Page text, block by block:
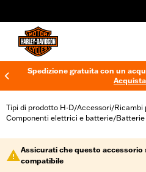
Spedizione gratuita con un
Tipi di prodotto H-D/Accessori/Ricambi
Componenti elettrici e batterie/Batterie
Assicurati che questo accessorio
compatibile